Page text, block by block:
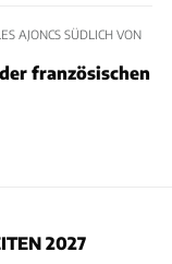
AJONCS SÜDLICH VON
französischen
2027